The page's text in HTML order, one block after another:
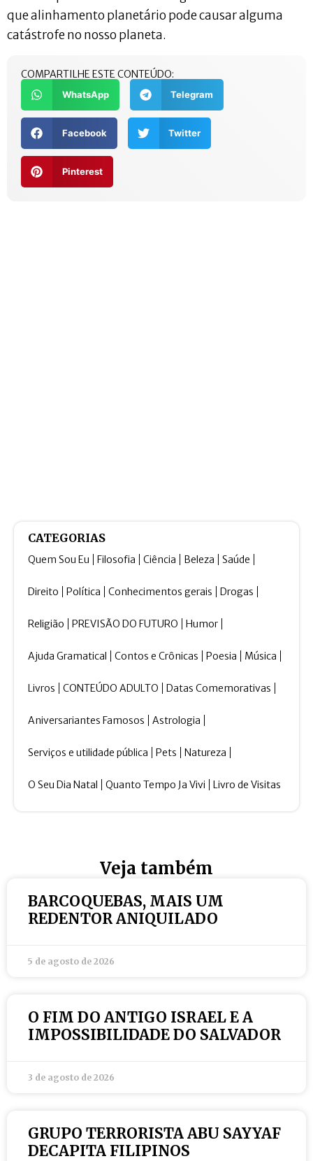
que alinhamento planetário pode causar alguma
catástrofe no nosso planeta.
COMPARTILHE ESTE CONTEÚDO:
WhatsApp Telegram
Facebook Twitter
Pinterest
CATEGORIAS
Quem Sou Eu Filosofia Ciência Beleza Saúde
Direito Política Conhecimentos gerais Drogas
Religião PREVISÃO DO FUTURO Humor
Ajuda Gramatical Contos e Crônicas Poesia Música
Livros CONTEÚDO ADULTO Datas Comemorativas
Aniversariantes Famosos Astrologia
Serviços e utilidade pública Pets Natureza
O Seu Dia Natal Quanto Tempo Ja Vivi Livro de Visitas
Veja também
BARCOQUEBAS, MAIS UM
REDENTOR ANIQUILADO
5 de agosto de 2026
O FIM DO ANTIGO ISRAEL E A
IMPOSSIBILIDADE DO SALVADOR
3 de agosto de 2026
GRUPO TERRORISTA ABU SAYYAF
DECAPITA FILIPINOS